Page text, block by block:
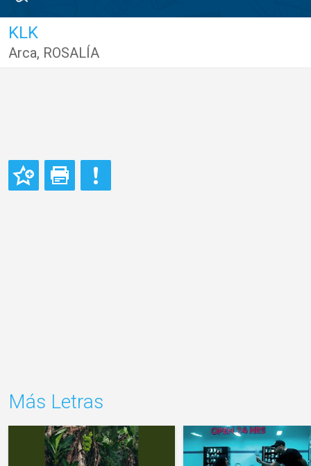
KLK
Arca, ROSALÍA
Más Letras